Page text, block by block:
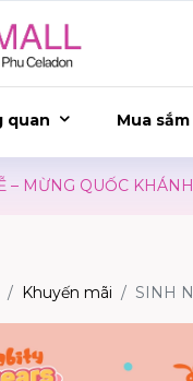
quan Mua sắm
QUỐC KHÁNH 02/
Khuyến mãi SINH